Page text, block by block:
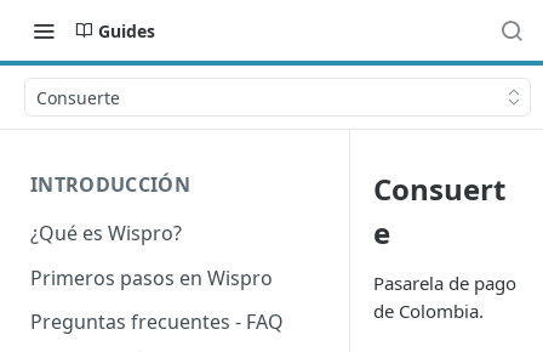
Guides
Consuerte
INTRODUCCIÓN
¿Qué es Wispro?
Primeros pasos en Wispro
Preguntas frecuentes - FAQ
Consuert
e
Pasarela de pago
de Colombia.